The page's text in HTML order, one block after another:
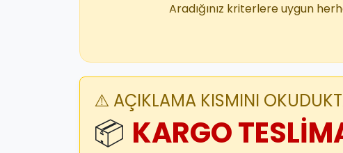
Aradığınız kriterlere uygun
⚠️ AÇIKLAMA KISMINI
📦 KARGO